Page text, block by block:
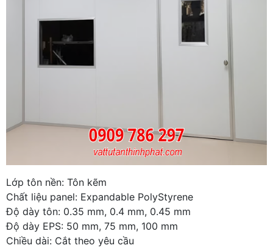
Lớp tôn nền: Tôn kẽm
Chất liệu panel: Expandable PolyStyrene
Độ dày tôn: 0.35 mm, 0.4 mm, 0.45 mm
Độ dày EPS: 50 mm, 75 mm, 100 mm
Chiều dài: Cắt theo yêu cầu